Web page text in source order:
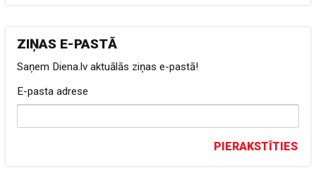
ZIŅAS E-PASTĀ
Saņem Diena.lv aktuālās ziņas e-pastā!
E-pasta adrese
PIERAKSTĪTIES